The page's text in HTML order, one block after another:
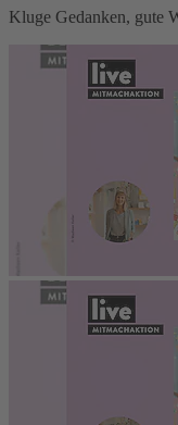
Kluge Gedanken, gute